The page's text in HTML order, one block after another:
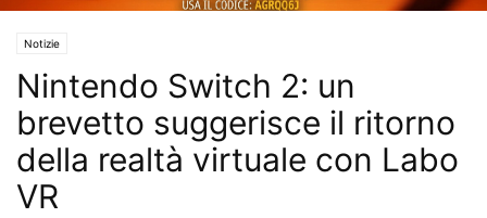
Notizie
Nintendo Switch 2: un
brevetto suggerisce il ritorno
della realtà virtuale con Labo
VR